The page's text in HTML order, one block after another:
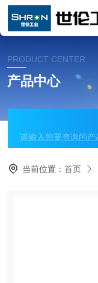
PRODUCT CENTER
产品中心
当前位置：首页